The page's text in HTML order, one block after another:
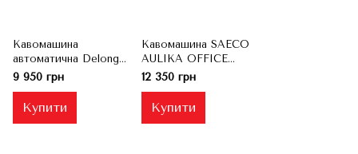
Кавомашина
автоматична Delonghi
Perfecta Cappuccino
ESAM 5500 (Вживана)
9 950 грн
Купити
Кавомашина SAECO
AULIKA OFFICE
(Вживана)
12 350 грн
Купити